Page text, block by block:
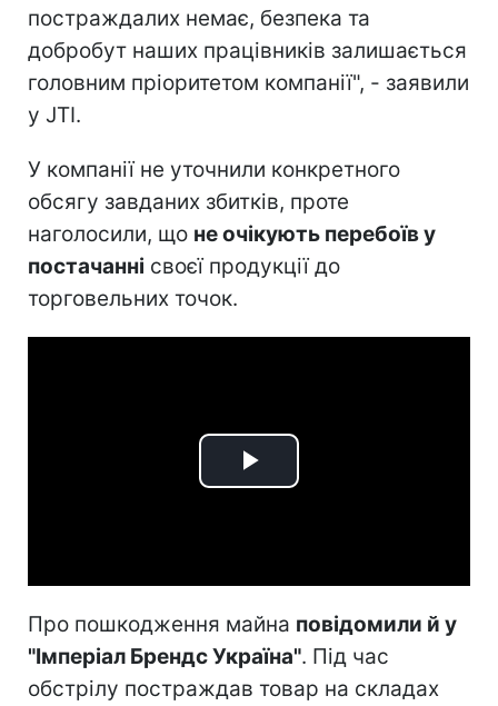
постраждалих немає, безпека та
добробут наших працівників залишається
головним пріоритетом компанії", - заявили
у JTI.
У компанії не уточнили конкретного
обсягу завданих збитків, проте
наголосили, що не очікують перебоїв у
постачанні своєї продукції до
торговельних точок.
Play
Про пошкодження майна повідомили й у
"Імперіал Брендс Україна". Під час
обстрілу постраждав товар на складах